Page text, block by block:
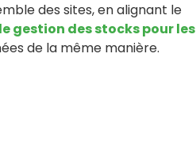
des sites, en alignant le
gestion des stocks pour les
de la même manière.